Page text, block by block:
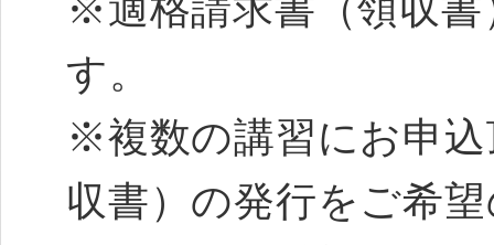
※適格請求書（領収
す。
※複数の講習にお申
収書）の発行をご希